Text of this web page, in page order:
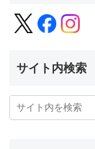
サイト内検索